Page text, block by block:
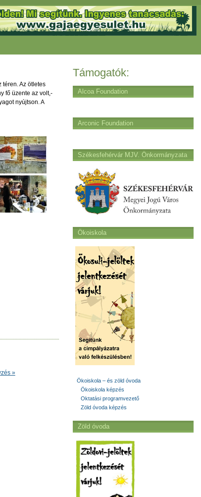
téren. Az ötletes
fő üzente az volt,-
nyújtson. A
»
Támogatók:
Alcoa Foundation
Arconic Foundation
Székesfehérvár MJV. Önkormányzata
Ökoiskola
Ökoiskola – és zöld óvoda
Ökoiskola képzés
Oktatási programvezető
Zöld óvoda képzés
Zöld óvoda